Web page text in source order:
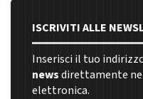
ISCRIVITI ALLE
Inserisci il tuo
newsdirettamente
elettronica.